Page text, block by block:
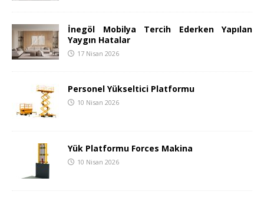
İnegöl Mobilya Tercih Ederken Yapılan
Yaygın Hatalar
17 Nisan 2026
Personel Yükseltici Platformu
10 Nisan 2026
Yük Platformu Forces Makina
10 Nisan 2026